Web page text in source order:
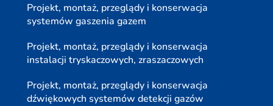
Projekt, montaż, przeglądy i konserwacja
systemów gaszenia gazem
Projekt, montaż, przeglądy i konserwacja
instalacji tryskaczowych, zraszaczowych
Projekt, montaż, przeglądy i konserwacja
dźwiękowych systemów detekcji gazów